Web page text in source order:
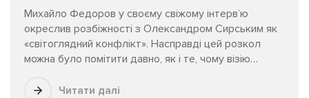
Михайло Федоров у своєму свіжому інтерв’ю
окреслив розбіжності з Олександром Сирським як
«світоглядний конфлікт». Насправді цей розкол
можна було помітити давно, як і те, чому візію
не лише Сирський, а й Володимир Зеленський та
Читати далі